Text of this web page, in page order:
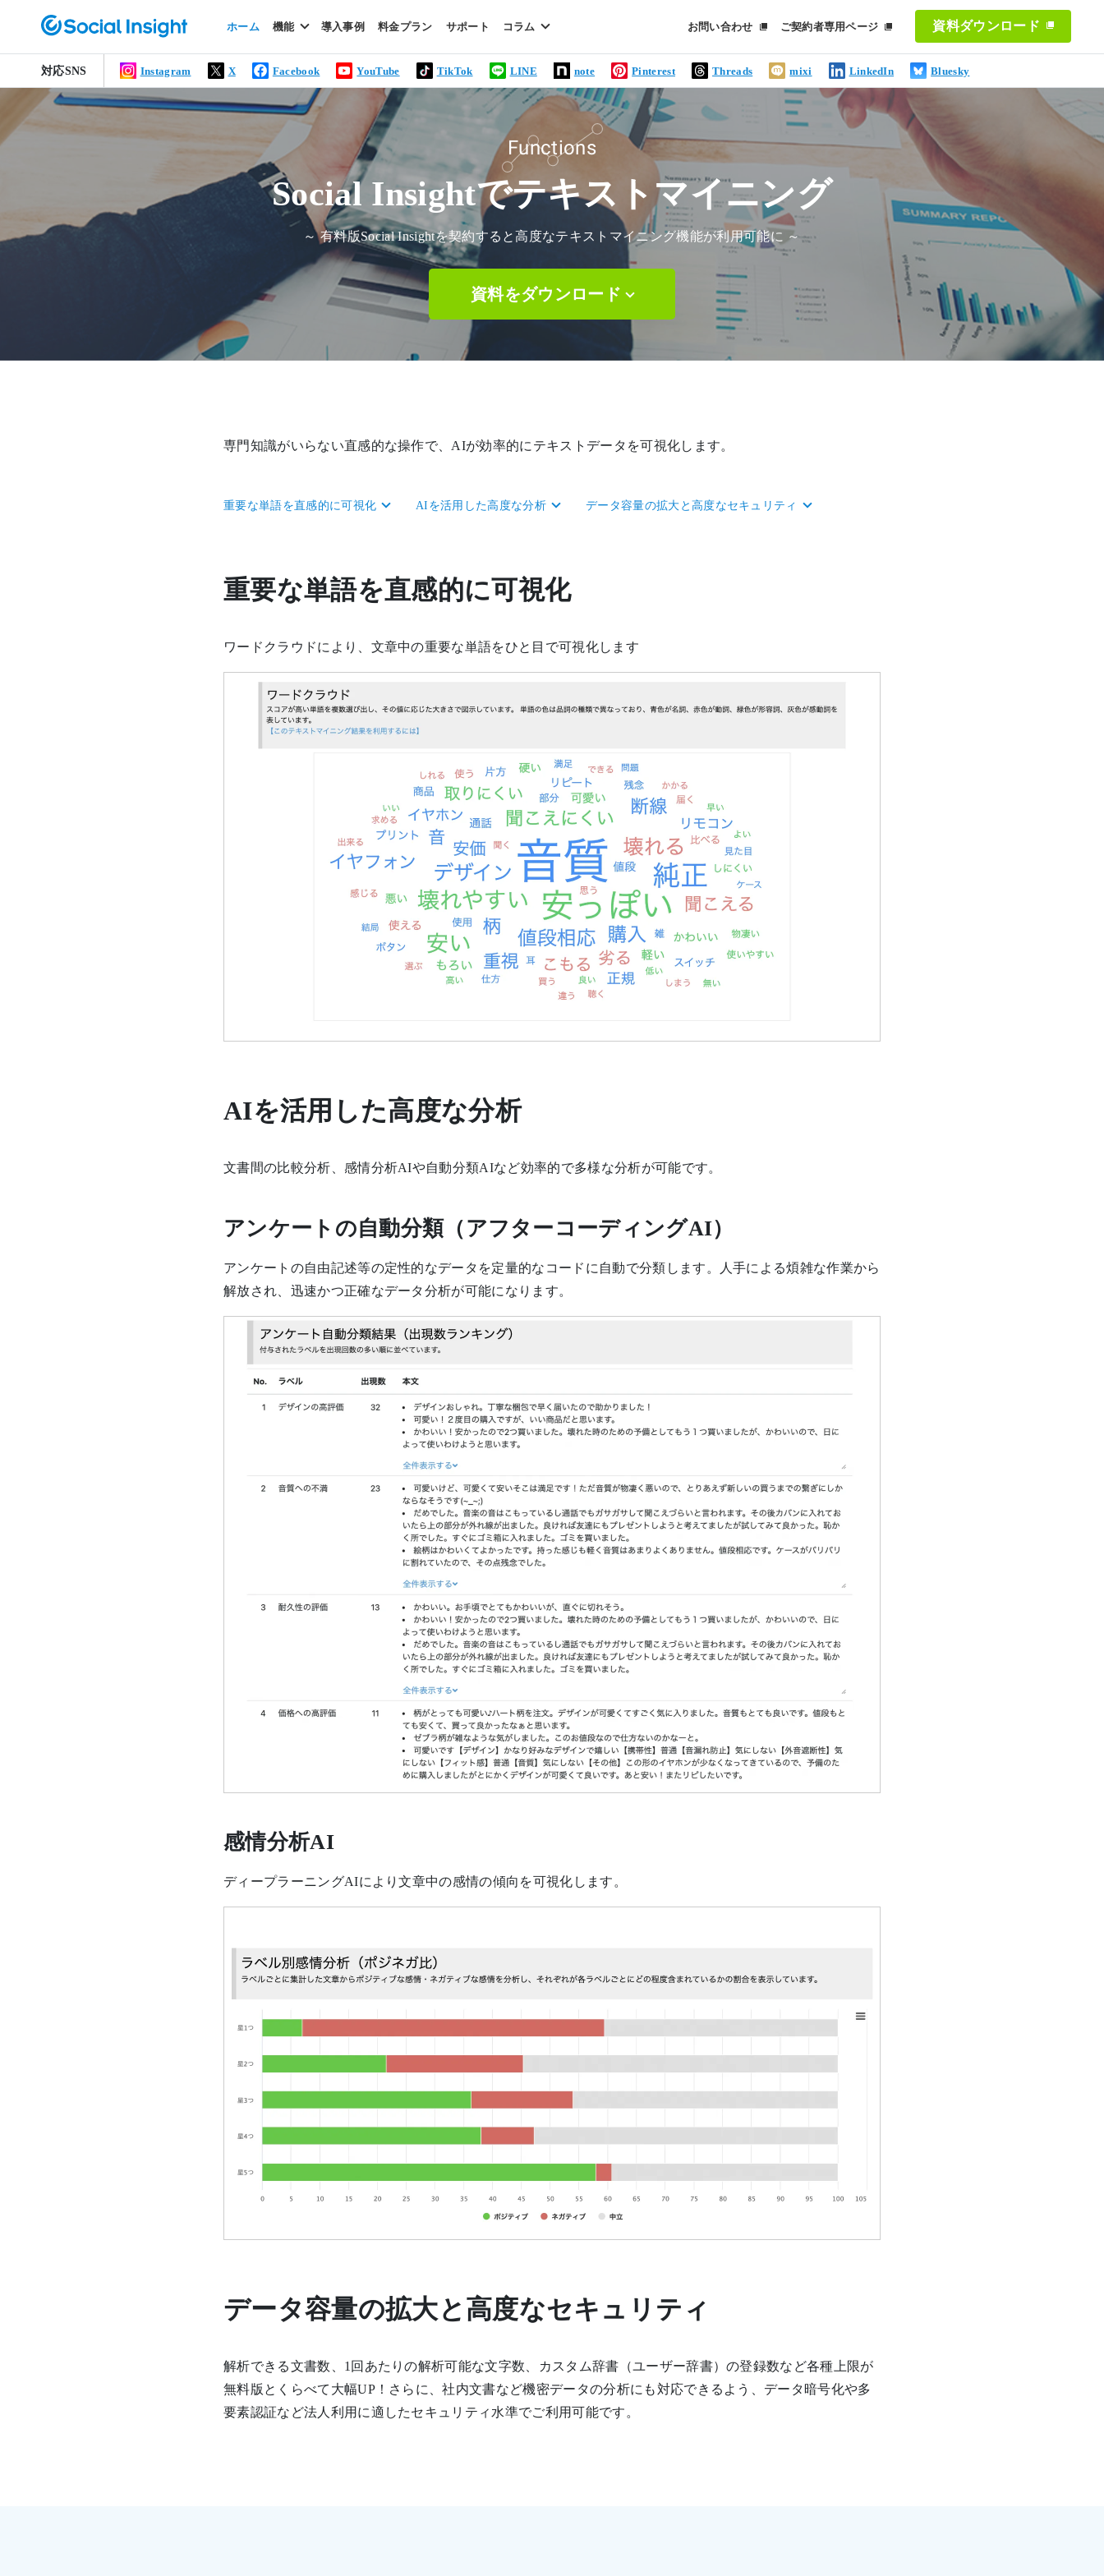
ホーム 機能 導入事例 料金プラン サポート コラム お問い合わせ ご契約者専用ページ 資料ダウンロード
対応SNS Instagram X Facebook YouTube TikTok LINE note Pinterest Threads mixi LinkedIn Bluesky
Functions
Social Insightでテキストマイニング
～ 有料版Social Insightを契約すると高度なテキストマイニング機能が利用可能に ～
資料をダウンロード
専門知識がいらない直感的な操作で、AIが効率的にテキストデータを可視化します。
重要な単語を直感的に可視化 AIを活用した高度な分析 データ容量の拡大と高度なセキュリティ
重要な単語を直感的に可視化
ワードクラウドにより、文章中の重要な単語をひと目で可視化します
AIを活用した高度な分析
文書間の比較分析、感情分析AIや自動分類AIなど効率的で多様な分析が可能です。
アンケートの自動分類（アフターコーディングAI）
アンケートの自由記述等の定性的なデータを定量的なコードに自動で分類します。人手による煩雑な作業から
解放され、迅速かつ正確なデータ分析が可能になります。
感情分析AI
ディープラーニングAIにより文章中の感情の傾向を可視化します。
データ容量の拡大と高度なセキュリティ
解析できる文書数、1回あたりの解析可能な文字数、カスタム辞書（ユーザー辞書）の登録数など各種上限が
無料版とくらべて大幅UP！さらに、社内文書など機密データの分析にも対応できるよう、データ暗号化や多
要素認証など法人利用に適したセキュリティ水準でご利用可能です。